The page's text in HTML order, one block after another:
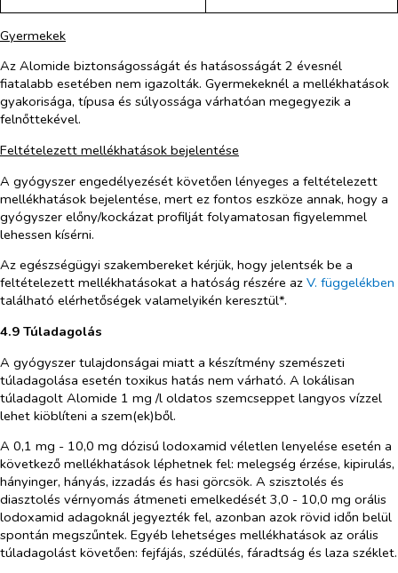
Gyermekek
Az Alomide biztonságosságát és hatásosságát 2 évesnél
fiatalabb esetében nem igazolták. Gyermekeknél a mellékhatások
gyakorisága, típusa és súlyossága várhatóan megegyezik a
felnőttekével.
Feltételezett mellékhatások bejelentése
A gyógyszer engedélyezését követően lényeges a feltételezett
mellékhatások bejelentése, mert ez fontos eszköze annak, hogy a
gyógyszer előny/kockázat profilját folyamatosan figyelemmel
lehessen kísérni.
Az egészségügyi szakembereket kérjük, hogy jelentsék be a
feltételezett mellékhatásokat a hatóság részére az V. függelékben
található elérhetőségek valamelyikén keresztül*.
4.9 Túladagolás
A gyógyszer tulajdonságai miatt a készítmény szemészeti
túladagolása esetén toxikus hatás nem várható. A lokálisan
túladagolt Alomide 1 mg /l oldatos szemcseppet langyos vízzel
lehet kiöblíteni a szem(ek)ből.
A 0,1 mg - 10,0 mg dózisú lodoxamid véletlen lenyelése esetén a
következő mellékhatások léphetnek fel: melegség érzése, kipirulás,
hányinger, hányás, izzadás és hasi görcsök. A szisztolés és
diasztolés vérnyomás átmeneti emelkedését 3,0 - 10,0 mg orális
lodoxamid adagoknál jegyezték fel, azonban azok rövid időn belül
spontán megszűntek. Egyéb lehetséges mellékhatások az orális
túladagolást követően: fejfájás, szédülés, fáradtság és laza széklet.